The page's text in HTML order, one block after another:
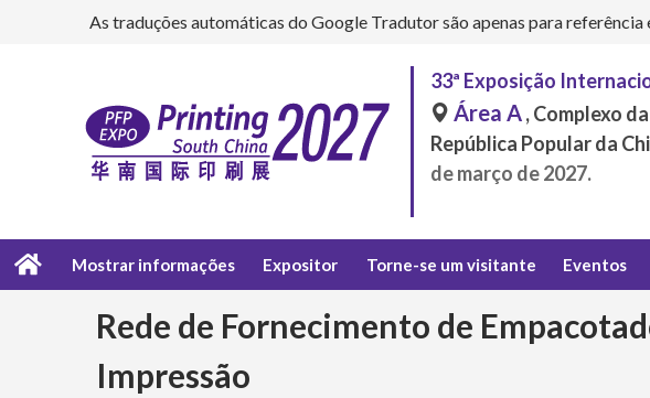
As traduções automáticas do Google Tradutor são apenas para
33ª Exposição
Área A, Complexo
República Popular da
de março de 2027.
Mostrar informações Expositor Torne-se um visitante Eventos
Rede de Fornecimento de
Impressão